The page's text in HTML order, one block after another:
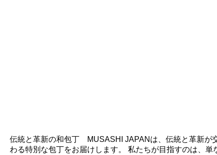
伝統と革新の和包丁 MUSASHI JAPANは、伝統と革新が
わる特別な包丁をお届けします。 私たちが目指すのは、単